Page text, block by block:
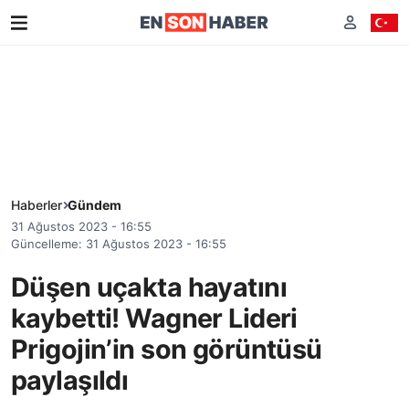
Haberler Gündem
31 Ağustos 2023 - 16:55
Güncelleme: 31 Ağustos 2023 - 16:55
Düşen uçakta hayatını
kaybetti! Wagner Lideri
Prigojin’in son görüntüsü
paylaşıldı